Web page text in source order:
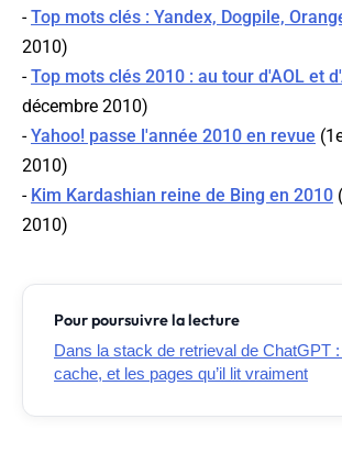
-Top mots clés : Yandex, Dogpile,
2010)
-Top mots clés 2010 : au tour d'AOL et
décembre 2010)
-Yahoo! passe l'année 2010 en revue
2010)
- Kim Kardashian reine de Bing en 2010
2010)
Pour poursuivre la lecture
Dans la stack de retrieval de ChatGPT :
cache, et les pages qu’il lit vraiment